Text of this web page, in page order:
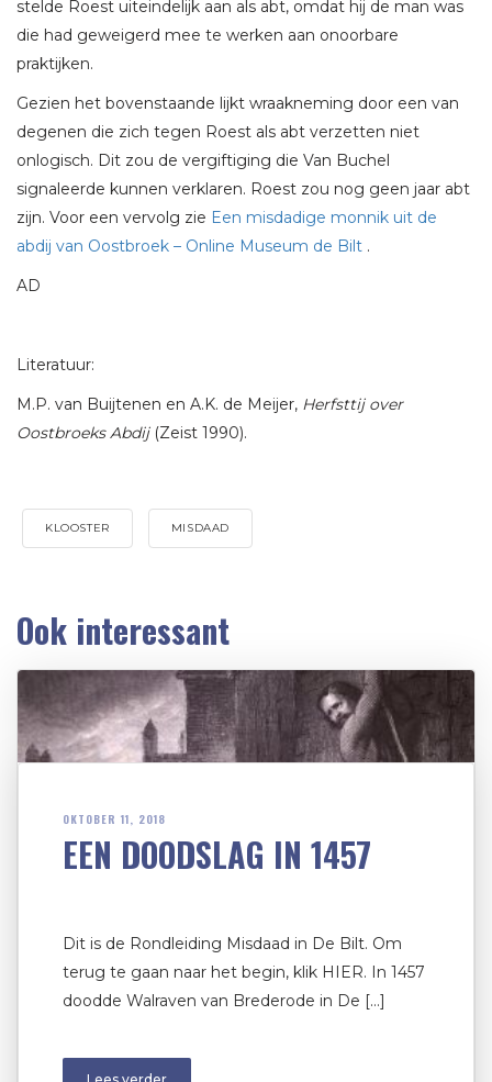
stelde Roest uiteindelijk aan als abt, omdat hij de man was
die had geweigerd mee te werken aan onoorbare
praktijken.
Gezien het bovenstaande lijkt wraakneming door een van
degenen die zich tegen Roest als abt verzetten niet
onlogisch. Dit zou de vergiftiging die Van Buchel
signaleerde kunnen verklaren. Roest zou nog geen jaar abt
zijn. Voor een vervolg zie Een misdadige monnik uit de
abdij van Oostbroek – Online Museum de Bilt .
AD
Literatuur:
M.P. van Buijtenen en A.K. de Meijer, Herfsttij over
Oostbroeks Abdij(Zeist 1990).
KLOOSTER MISDAAD
Ook interessant
OKTOBER 11, 2018
EEN DOODSLAG IN 1457
Dit is de Rondleiding Misdaad in De Bilt. Om
terug te gaan naar het begin, klik HIER. In 1457
doodde Walraven van Brederode in De […]